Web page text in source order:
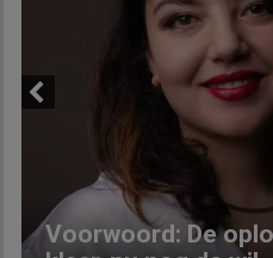
Voorwoord: De